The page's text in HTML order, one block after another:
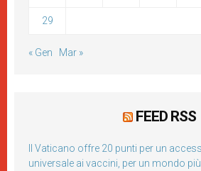
29
« Gen Mar »
FEED RSS
Il Vaticano offre 20 punti per un
universale ai vaccini, per un mondo